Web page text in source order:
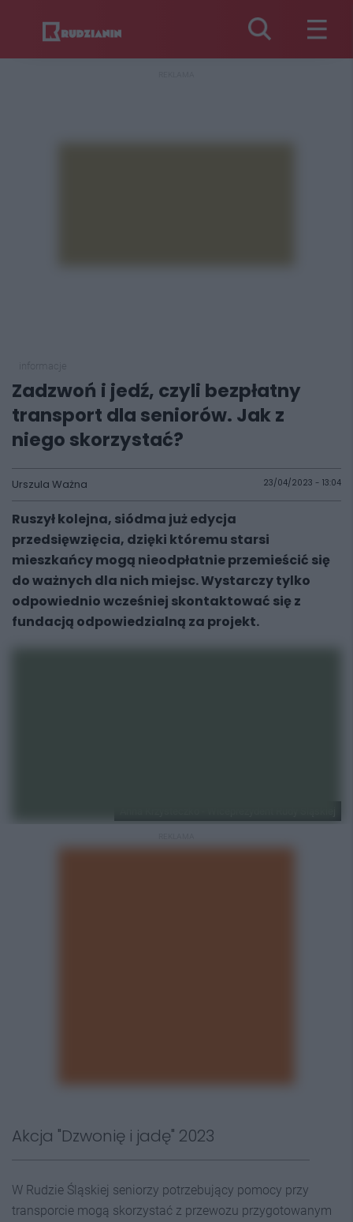
Zadzwoń i jedź, czyli bezpłatny
transport dla seniorów. Jak z
niego skorzystać?
Urszula Ważna 23/04/2023 - 13:04
Ruszył kolejna, siódma już edycja
przedsięwzięcia, dzięki któremu starsi
mieszkańcy mogą nieodpłatnie przemieścić się
do ważnych dla nich miejsc. Wystarczy tylko
odpowiednio wcześniej skontaktować się z
fundacją odpowiedzialną za projekt.
Akcja "Dzwonię i jadę" 2023
W Rudzie Śląskiej seniorzy potrzebujący pomocy przy
transporcie mogą skorzystać z przewozu przygotowanym